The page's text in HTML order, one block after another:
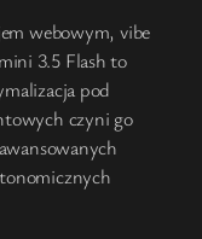
webowym, vibe
3.5 Flash to
pod
czyni go